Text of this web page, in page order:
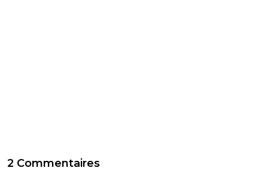
2 Commentaires